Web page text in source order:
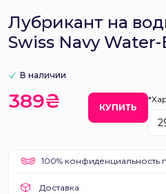
Лубрикант на
Swiss Navy
В наличии
389₴ КУПИТЬ
100% конфиденциальность
Доставка